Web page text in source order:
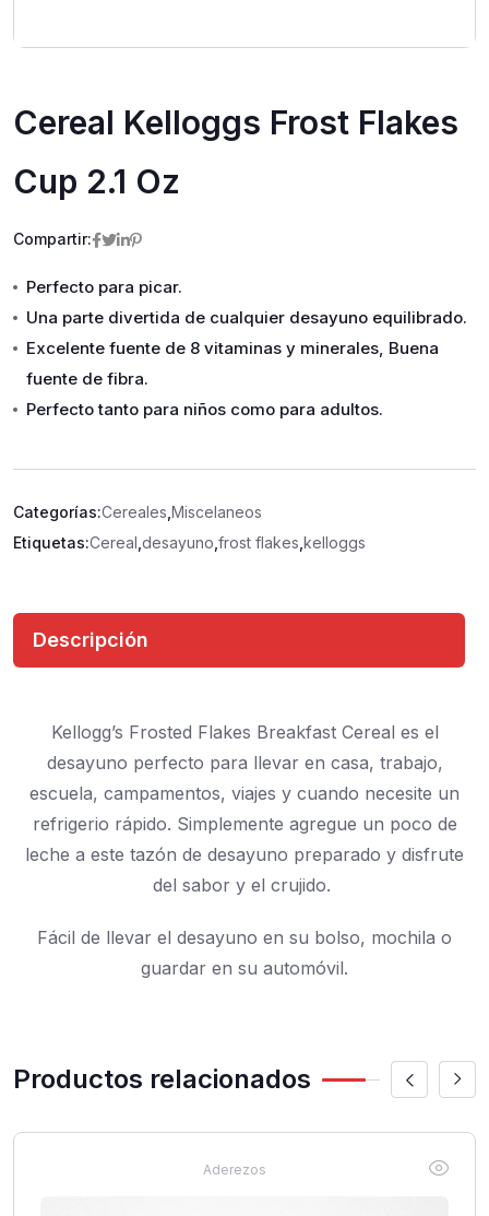
Cereal Kelloggs Frost Flakes
Cup 2.1 Oz
Compartir:
Perfecto para picar.
Una parte divertida de cualquier desayuno equilibrado.
Excelente fuente de 8 vitaminas y minerales, Buena
fuente de fibra.
Perfecto tanto para niños como para adultos.
Categorías:Cereales Miscelaneos
Etiquetas:Cereal desayuno frost flakes kelloggs
Descripción
Kellogg’s Frosted Flakes Breakfast Cereal es el
desayuno perfecto para llevar en casa, trabajo,
escuela, campamentos, viajes y cuando necesite un
refrigerio rápido. Simplemente agregue un poco de
leche a este tazón de desayuno preparado y disfrute
del sabor y el crujido.
Fácil de llevar el desayuno en su bolso, mochila o
guardar en su automóvil.
Productos relacionados
Aderezos